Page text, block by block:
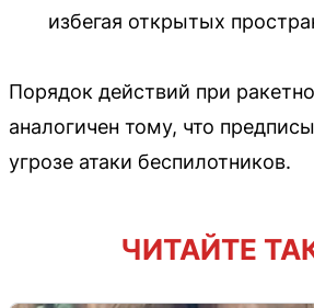
избегая открытых
Порядок действий при
аналогичен тому, что
угрозе атаки беспилотников.
ЧИТАЙТЕ